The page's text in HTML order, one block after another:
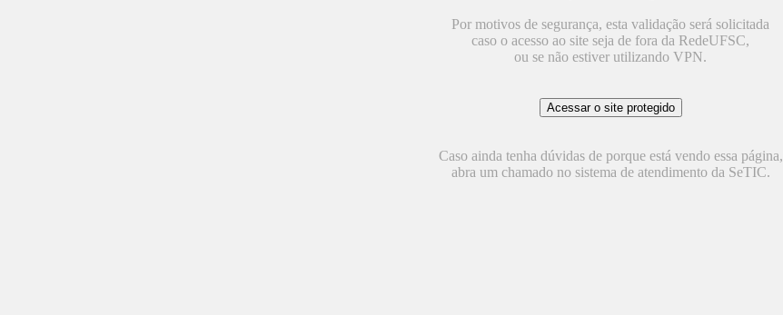
Por motivos de segurança, esta validação será solicitada
caso o acesso ao site seja de fora da RedeUFSC,
ou se não estiver utilizando VPN.
Caso ainda tenha dúvidas de porque está vendo essa página,
abra um chamado no sistema de atendimento da SeTIC.